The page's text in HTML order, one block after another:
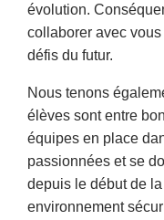
évolution.
collaborer avec
défis du futur.
Nous tenons
élèves sont entre
équipes en place
passionnées et se
depuis le début de
environnement